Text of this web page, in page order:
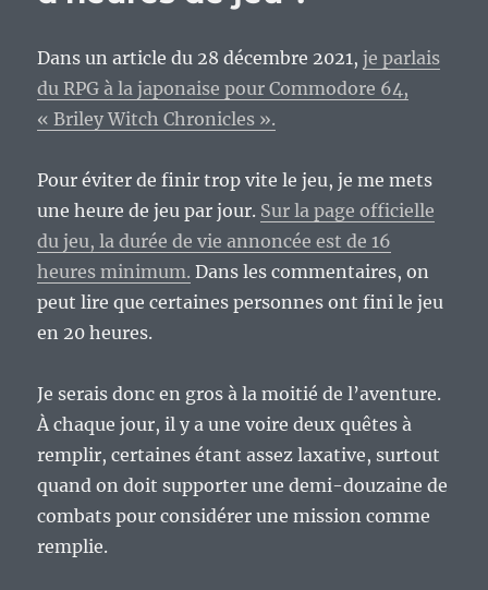
Dans un article du 28 décembre 2021,je parlais
du RPG à la japonaise pour Commodore 64,
« Briley Witch Chronicles ».
Pour éviter de finir trop vite le jeu, je me mets
une heure de jeu par jour. Sur la page officielle
du jeu, la durée de vie annoncée est de 16
heures minimum. Dans les commentaires, on
peut lire que certaines personnes ont fini le jeu
en 20 heures.
Je serais donc en gros à la moitié de l’aventure.
À chaque jour, il y a une voire deux quêtes à
remplir, certaines étant assez laxative, surtout
quand on doit supporter une demi-douzaine de
combats pour considérer une mission comme
remplie.